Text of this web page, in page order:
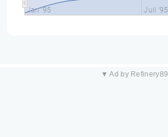
Jan '95 Juil '95
▼ Ad by Refinery89